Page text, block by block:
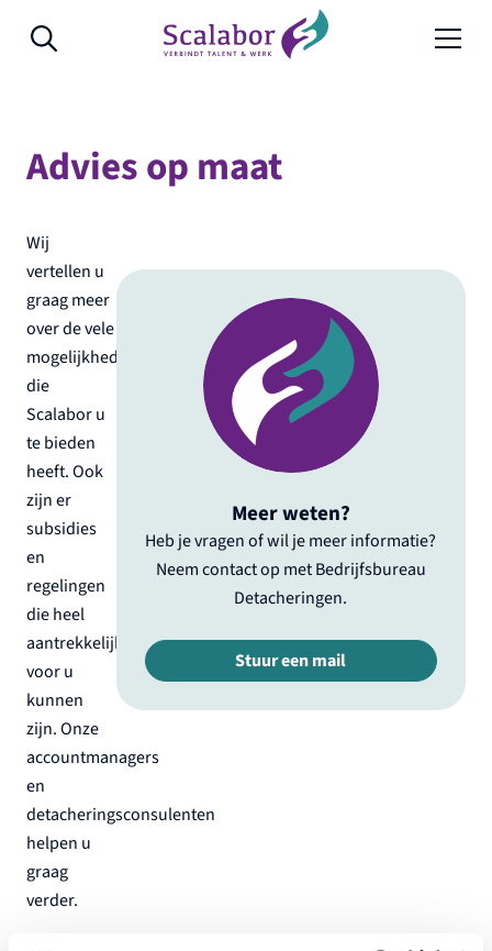
Advies op maat
Wij
vertellen u
graag meer
over de vele
mogelijkheden
die
Scalabor u
te bieden
heeft. Ook
zijn er
subsidies
en
regelingen
die heel
aantrekkelijk
voor u
kunnen
zijn. Onze
accountmanagers
en
detacheringsconsulenten
helpen u
graag
verder.
Meer weten?
Heb je vragen of wil je meer informatie?
Neem contact op met Bedrijfsbureau
Detacheringen.
Stuur een mail